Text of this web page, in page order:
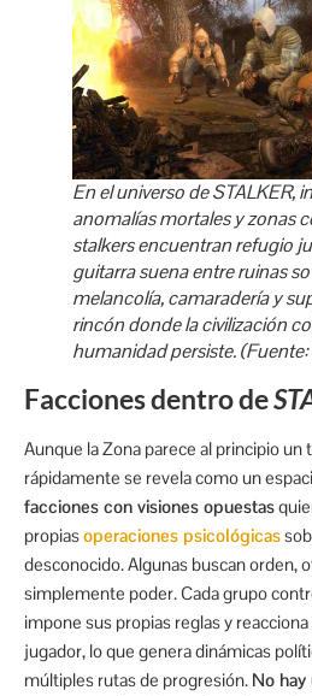
En el universo deSTALKER,
anomalías mortales y zonas
stalkers encuentran refugio
guitarra suena entre ruinas
melancolía, camaradería y
rincón donde la civilización
humanidad persiste.
Facciones dentro de
Aunque la Zona parece al principio un
rápidamente se revela como un
facciones con visiones opuestas
propiasoperaciones psicológicas
desconocido. Algunas buscan orden,
simplemente poder. Cada grupo
impone sus propias reglas y
jugador, lo que genera dinámicas
múltiples rutas de progresión. No